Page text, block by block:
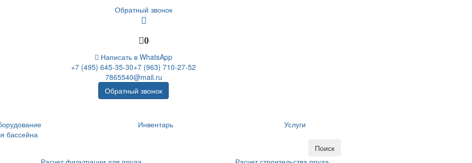
Обратный звонок
0
Написать в WhatsApp
+7 (495) 645-35-30+7 (963) 710-27-52
7865540@mail.ru
Обратный звонок
бассейна
Инвентарь Услуги
Поиск